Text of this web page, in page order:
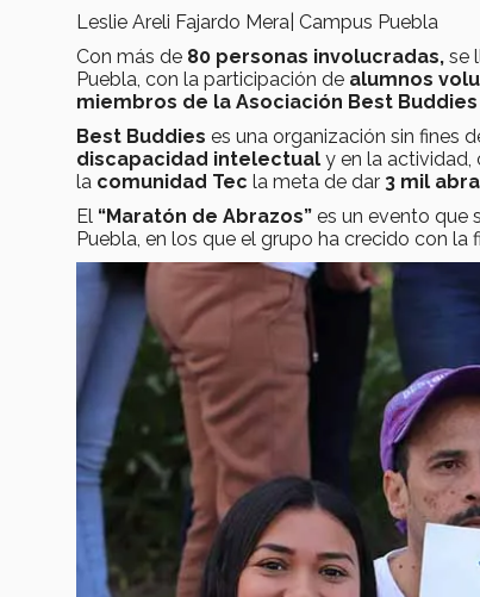
Leslie Areli Fajardo Mera| Campus Puebla
Con más de 80 personas involucradas, se
Puebla, con la participación de alumnos
miembros de la Asociación Best
Best Buddies es una organización sin fines
discapacidad intelectual y en la
la comunidad Tec la meta de dar 3 mil
El “Maratón de Abrazos” es un evento que
Puebla, en los que el grupo ha crecido con la